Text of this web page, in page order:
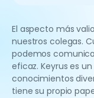
El aspecto más
nuestros colegas.
podemos
eficaz. Keyrus es
conocimientos
tiene su propio